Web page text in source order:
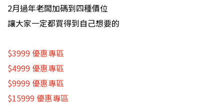
2月過年老闆加碼到四種價位
讓大家一定都買得到自己想要的
$3999 優惠專區
$4999 優惠專區
$9999 優惠專區
$15999 優惠專區